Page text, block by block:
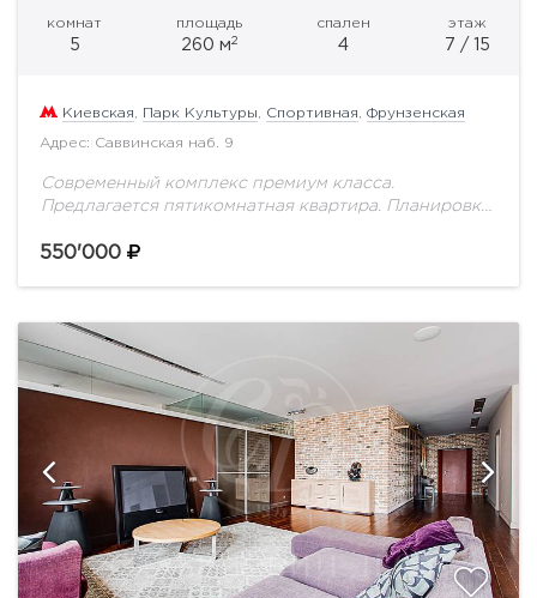
комнат
5
площадь
260 м2
спален
4
этаж
7 / 15
Киевская Парк Культуры Спортивная Фрунзенская
Адрес: Саввинская наб. 9
Современный комплекс премиум класса.
Предлагается пятикомнатная квартира. Планировка:
лоджия, три гардеробные. Пол: паркет, плитка.
550'000